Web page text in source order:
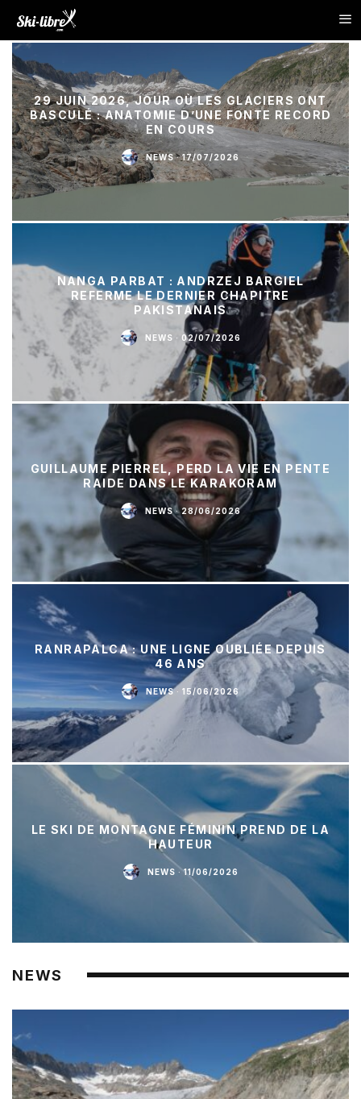
29 JUIN 2026, JOUR OÙ LES GLACIERS ONT
BASCULÉ : ANATOMIE D’UNE FONTE RECORD
EN COURS
NEWS · 17/07/2026
NANGA PARBAT : ANDRZEJ BARGIEL
REFERME LE DERNIER CHAPITRE
PAKISTANAIS
NEWS · 02/07/2026
GUILLAUME PIERREL, PERD LA VIE EN PENTE
RAIDE DANS LE KARAKORAM
NEWS · 28/06/2026
RANRAPALCA : UNE LIGNE OUBLIÉE DEPUIS
46 ANS
NEWS · 15/06/2026
LE SKI DE MONTAGNE FÉMININ PREND DE LA
HAUTEUR
NEWS · 11/06/2026
NEWS